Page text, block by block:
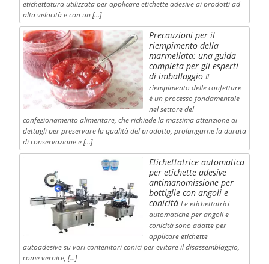
etichettatura utilizzata per applicare etichette adesive ai prodotti ad
alta velocità e con un […]
Precauzioni per il
riempimento della
marmellata: una guida
completa per gli esperti
di imballaggio Il
riempimento delle confetture
è un processo fondamentale
nel settore del
confezionamento alimentare, che richiede la massima attenzione ai
dettagli per preservare la qualità del prodotto, prolungarne la durata
di conservazione e […]
Etichettatrice automatica
per etichette adesive
antimanomissione per
bottiglie con angoli e
conicità Le etichettatrici
automatiche per angoli e
conicità sono adatte per
applicare etichette
autoadesive su vari contenitori conici per evitare il disassemblaggio,
come vernice, […]